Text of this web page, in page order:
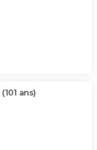
(101 ans)